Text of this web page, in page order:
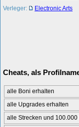
Verleger:
Electronic Arts
Cheats, als
alle Boni erhalten
alle Upgrades erhalten
alle Strecken und